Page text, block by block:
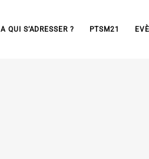
A QUI S’ADRESSER ? PTSM21